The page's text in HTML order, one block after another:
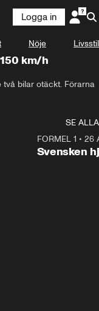
Logga in
Nöje Livsstil
km/h
bilar otäckt. Förarna
SE ALLA
FORMEL 1 • 26
Svensken